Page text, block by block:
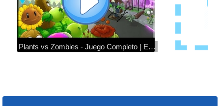
Plants vs Zombies - Juego Completo | Español (PC)